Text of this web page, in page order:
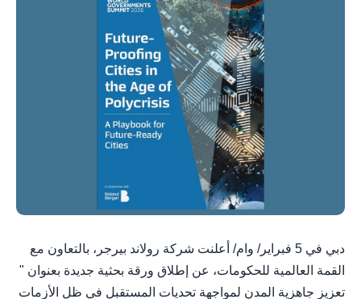
دبي في 5 فبراير/ وام/ أعلنت شركة رولاند بيرجر، بالتعاون مع
القمة العالمية للحكومات، عن إطلاق ورقة بحثية جديدة بعنوان "
تعزيز جاهزية المدن لمواجهة تحديات المستقبل في ظل الأزمات